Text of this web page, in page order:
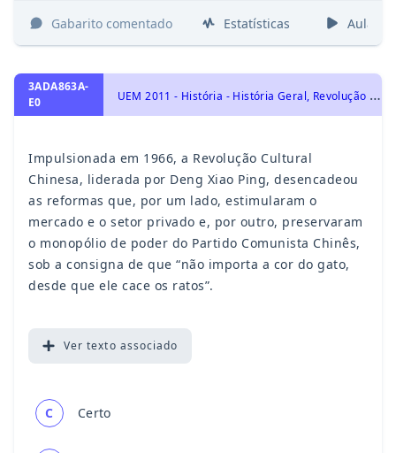
Gabarito comentado Estatísticas Aulas
3ADA863A-
E0
U
EM 2011 - História - História Geral, Revolução Chinesa
Impulsionada em 1966, a Revolução Cultural
Chinesa, liderada por Deng Xiao Ping, desencadeou
as reformas que, por um lado, estimularam o
mercado e o setor privado e, por outro, preservaram
o monopólio de poder do Partido Comunista Chinês,
sob a consigna de que “não importa a cor do gato,
desde que ele cace os ratos”.
Ver texto associado
C Certo